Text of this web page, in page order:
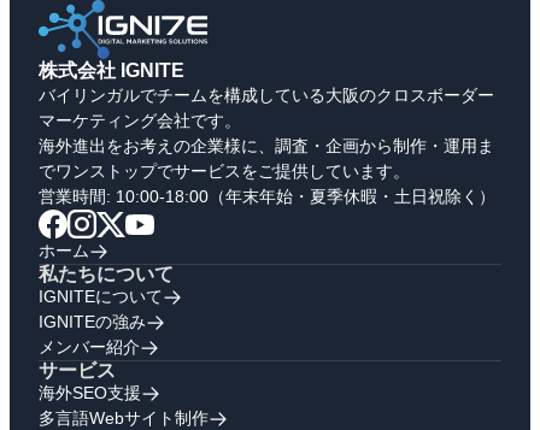
株式会社 IGNITE
バイリンガルでチームを構成している大阪のクロスボーダー
マーケティング会社です。
海外進出をお考えの企業様に、調査・企画から制作・運用ま
でワンストップでサービスをご提供しています。
営業時間: 10:00-18:00（年末年始・夏季休暇・土日祝除く）
ホーム
私たちについて
IGNITEについて
IGNITEの強み
メンバー紹介
サービス
海外SEO支援
多言語Webサイト制作